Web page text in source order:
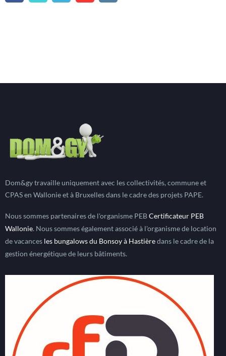
Dom&gy travaille uniquement avec les collectivités, commune et
CPAS en Wallonie et à Bruxelles dans le cadre des projets PAPE.
Nous sommes partenaires de l'organisme PEBCertificateur PEB
Wallonie. Nous sommes également associé à l'organisme de location
de vacances les bungalows du Bonsoy à Hastièredans le cadre de la
gestion énergétique de leurs bâtiments.